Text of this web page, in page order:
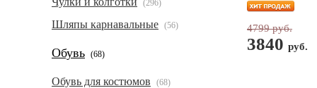
(296)
Шляпы карнавальные (56)
Обувь (68)
Обувь для костюмов (68)
4799 руб.
3840 руб.